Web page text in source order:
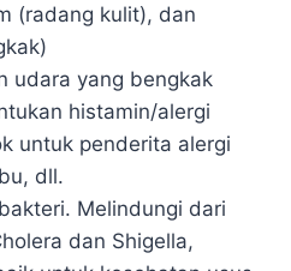
(radang kulit), dan
udara yang bengkak
histamin/alergi
untuk penderita alergi
dll.
Melindungi dari
dan Shigella,